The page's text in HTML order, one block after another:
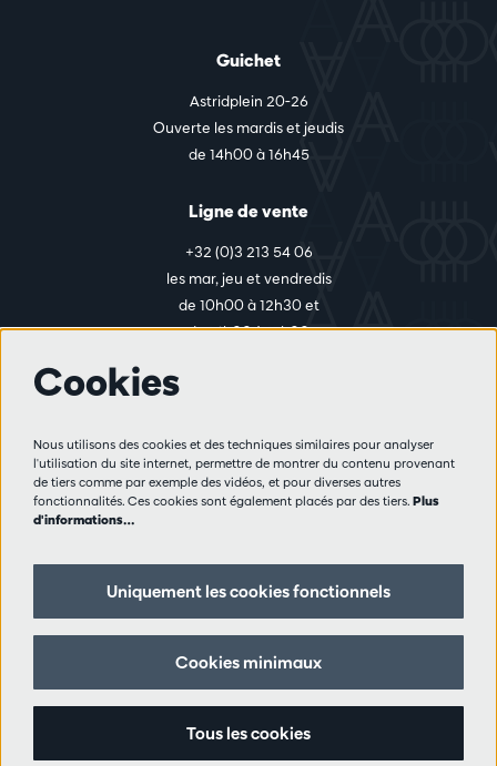
Guichet
Astridplein 20-26
Ouverte les mardis et jeudis
de 14h00 à 16h45
Ligne de vente
+32 (0)3 213 54 06
les mar, jeu et vendredis
de 10h00 à 12h30 et
de 14h00 à 17h00
Règlement des visiteurs
Vie privée
Partenaires
Suivez nous
Cookies
Nous utilisons des cookies et des techniques similaires pour analyser
l'utilisation du site internet, permettre de montrer du contenu provenant
de tiers comme par exemple des vidéos, et pour diverses autres
fonctionnalités. Ces cookies sont également placés par des tiers. Plus
d'informations…
Uniquement les cookies fonctionnels
Cookies minimaux
Tous les cookies